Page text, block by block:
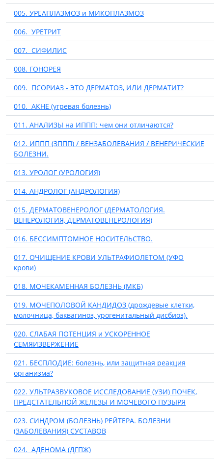
005. УРЕАПЛАЗМОЗ и МИКОПЛАЗМОЗ
006. УРЕТРИТ
007. СИФИЛИС
008. ГОНОРЕЯ
009. ПСОРИАЗ - ЭТО ДЕРМАТОЗ, ИЛИ ДЕРМАТИТ?
010. АКНЕ (угревая болезнь)
011. АНАЛИЗЫ на ИППП: чем они отличаются?
012. ИППП (ЗППП) / ВЕНЗАБОЛЕВАНИЯ / ВЕНЕРИЧЕСКИЕ
БОЛЕЗНИ.
013. УРОЛОГ (УРОЛОГИЯ)
014. АНДРОЛОГ (АНДРОЛОГИЯ)
015. ДЕРМАТОВЕНЕРОЛОГ (ДЕРМАТОЛОГИЯ.
ВЕНЕРОЛОГИЯ, ДЕРМАТОВЕНЕРОЛОГИЯ)
016. БЕССИМПТОМНОЕ НОСИТЕЛЬСТВО.
017. ОЧИЩЕНИЕ КРОВИ УЛЬТРАФИОЛЕТОМ (УФО
крови)
018. МОЧЕКАМЕННАЯ БОЛЕЗНЬ (МКБ)
019. МОЧЕПОЛОВОЙ КАНДИДОЗ (дрождевые клетки,
молочница, баквагиноз, урогенитальный дисбиоз).
020. СЛАБАЯ ПОТЕНЦИЯ и УСКОРЕННОЕ
СЕМЯИЗВЕРЖЕНИЕ
021. БЕСПЛОДИЕ: болезнь, или защитная реакция
организма?
022. УЛЬТРАЗВУКОВОЕ ИССЛЕДОВАНИЕ (УЗИ) ПОЧЕК,
ПРЕДСТАТЕЛЬНОЙ ЖЕЛЕЗЫ И МОЧЕВОГО ПУЗЫРЯ
023. СИНДРОМ (БОЛЕЗНЬ) РЕЙТЕРА. БОЛЕЗНИ
(ЗАБОЛЕВАНИЯ) СУСТАВОВ
024. АДЕНОМА (ДГПЖ)